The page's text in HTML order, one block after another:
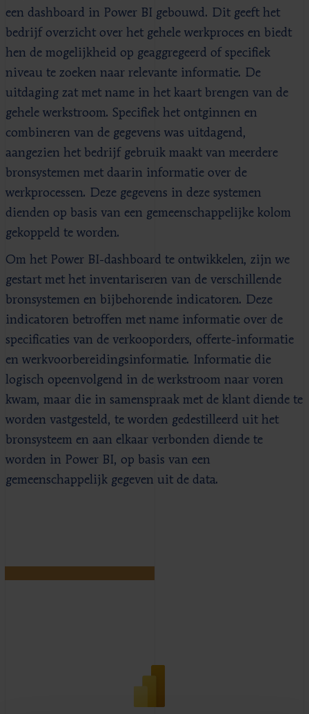
een dashboard in Power BI gebouwd. Dit geeft het
bedrijf overzicht over het gehele werkproces en biedt
hen de mogelijkheid op geaggregeerd of specifiek
niveau te zoeken naar relevante informatie. De
uitdaging zat met name in het kaart brengen van de
gehele werkstroom. Specifiek het ontginnen en
combineren van de gegevens was uitdagend,
aangezien het bedrijf gebruik maakt van meerdere
bronsystemen met daarin informatie over de
werkprocessen. Deze gegevens in deze systemen
dienden op basis van een gemeenschappelijke kolom
gekoppeld te worden.
Om het Power BI-dashboard te ontwikkelen, zijn we
gestart met het inventariseren van de verschillende
bronsystemen en bijbehorende indicatoren. Deze
indicatoren betroffen met name informatie over de
specificaties van de verkooporders, offerte-informatie
en werkvoorbereidingsinformatie. Informatie die
logisch opeenvolgend in de werkstroom naar voren
kwam, maar die in samenspraak met de klant diende te
worden vastgesteld, te worden gedestilleerd uit het
bronsysteem en aan elkaar verbonden diende te
worden in Power BI, op basis van een
gemeenschappelijk gegeven uit de data.